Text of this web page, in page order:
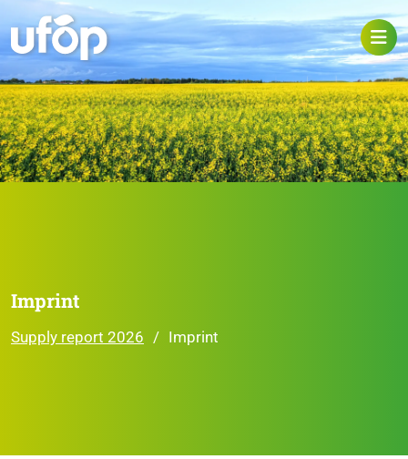
Imprint
Supply report 2026 Imprint